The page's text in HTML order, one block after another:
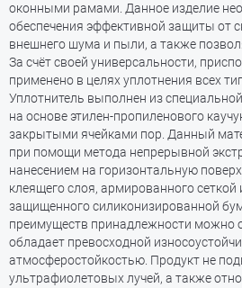
оконными рамами. Данное изделие
обеспечения эффективной защиты от
внешнего шума и пыли, а также
За счёт своей универсальности,
применено в целях уплотнения всех
Уплотнитель выполнен из
на основе этилен-пропиленового
закрытыми ячейками пор. Данный
при помощи метода непрерывной
нанесением на горизонтальную
клеящего слоя, армированного сеткой
защищенного силиконизированной
преимуществ принадлежности можно
обладает превосходной
атмосферостойкостью. Продукт не
ультрафиолетовых лучей, а также